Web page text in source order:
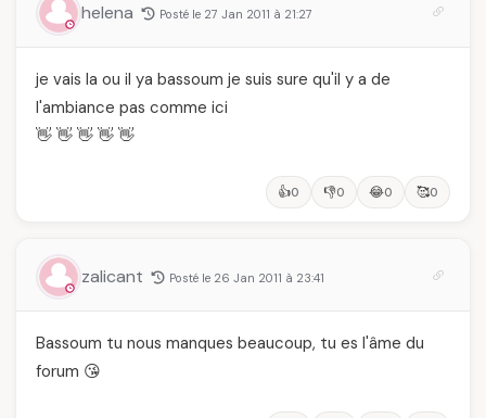
helena Posté le 27 Jan 2011 à 21:27
je vais la ou il ya bassoum je suis sure qu'il y a de
l'ambiance pas comme ici
👋 👋 👋 👋 👋
👍0 👎0 😂0 🥰0
zalicant Posté le 26 Jan 2011 à 23:41
Bassoum tu nous manques beaucoup, tu es l'âme du
forum 😘